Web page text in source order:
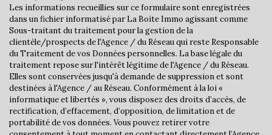
Bureau de poste
Mairie
statistiques
Nombre d'habitants
2 820
Propriétaires (vs. locataires)
60,93 %
Les informations recueillies sur ce formulaire sont enregistrées
dans un fichier informatisé par La Boite Immo agissant comme
Sous-traitant du traitement pour la gestion de la
clientèle/prospects de l'Agence / du Réseau qui reste Responsable
du Traitement de vos Données personnelles. La base légale du
traitement repose sur l'intérêt légitime de l'Agence / du Réseau.
Elles sont conservées jusqu'à demande de suppression et sont
destinées à l'Agence / au Réseau. Conformément à la loi «
informatique et libertés », vous disposez des droits d’accès, de
rectification, d’effacement, d’opposition, de limitation et de
portabilité de vos données. Vous pouvez retirer votre